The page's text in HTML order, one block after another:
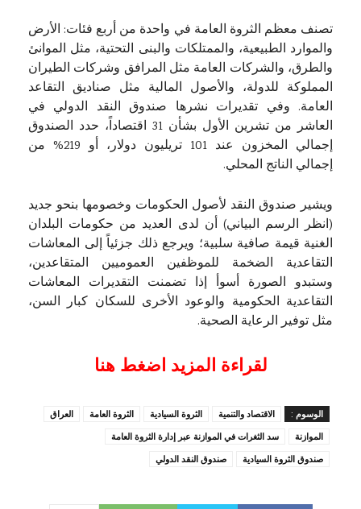
تصنف معظم الثروة العامة في واحدة من أربع فئات: الأرض
والموارد الطبيعية، والممتلكات والبنى التحتية، مثل الموانئ
والطرق، والشركات العامة مثل المرافق وشركات الطيران
المملوكة للدولة، والأصول المالية مثل صناديق التقاعد
العامة. وفي تقديرات نشرها صندوق النقد الدولي في
العاشر من تشرين الأول بشأن 31 اقتصاداً، حدد الصندوق
إجمالي المخزون عند 101 تريليون دولار، أو 219% من
إجمالي الناتج المحلي.
ويشير صندوق النقد لأصول الحكومات وخصومها بنحو جديد
(انظر الرسم البياني) أن لدى العديد من حكومات البلدان
الغنية قيمة صافية سلبية؛ ويرجع ذلك جزئياً إلى المعاشات
التقاعدية الضخمة للموظفين العموميين المتقاعدين،
وستبدو الصورة أسوأ إذا تضمنت التقديرات المعاشات
التقاعدية الحكومية والوعود الأخرى للسكان كبار السن،
مثل توفير الرعاية الصحية.
لقراءة المزيد اضغط هنا
الوسوم : الاقتصاد والتنمية الثروة السيادية الثروة العامة
العراق
الموازنة
سد الثغرات في الموازنة عبر إدارة الثروة العامة
صندوق الثروة السيادية
صندوق النقد الدولي